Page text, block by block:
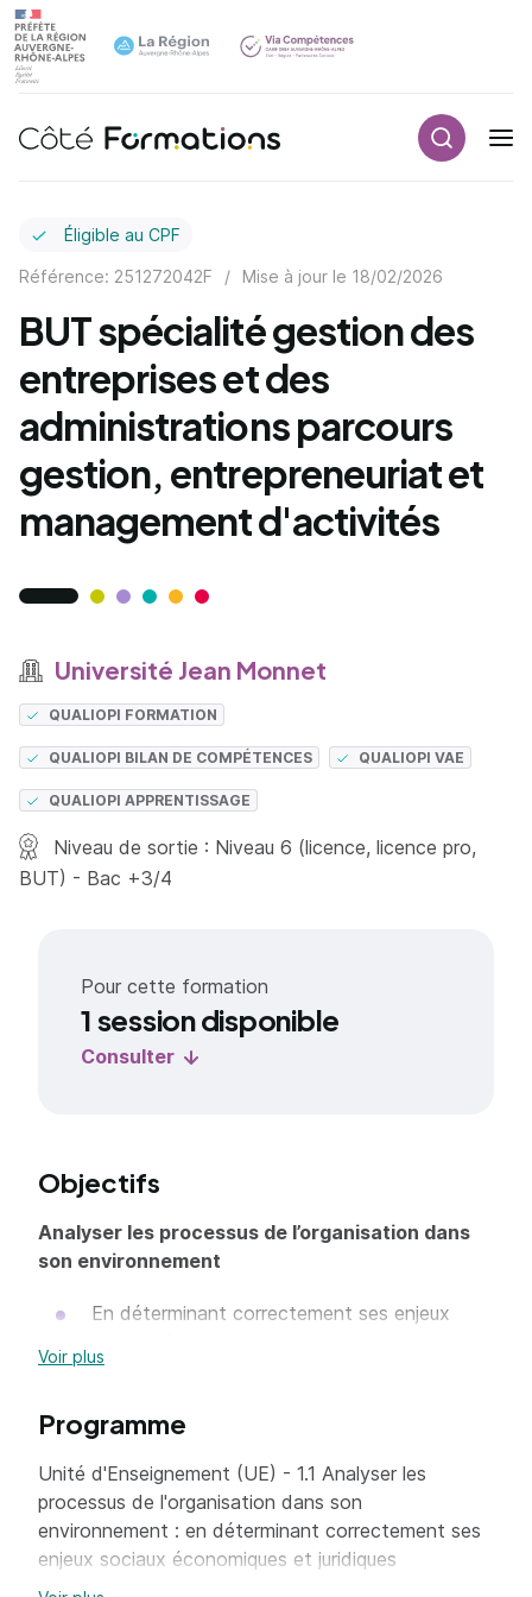
Navigation principale
Éligible au CPF
Référence: 251272042F / Mise à jour le 18/02/2026
BUT spécialité gestion des
entreprises et des
administrations parcours
gestion, entrepreneuriat et
management d'activités
Université Jean Monnet
QUALIOPI FORMATION
QUALIOPI BILAN DE COMPÉTENCES QUALIOPI VAE
QUALIOPI APPRENTISSAGE
Niveau de sortie : Niveau 6 (licence, licence pro,
BUT) - Bac +3/4
Pour cette formation
1 session disponible
Consulter
Objectifs
Analyser les processus de l’organisation dans
son environnement
En déterminant correctement ses enjeux
dimensions de l’identité et des
caractéristiques internes et externes des
organisations selon des critères pertinents
En présentant de manière détaillée les
attentes de chacun des acteurs et
partenaires de l’organisation
Voir plus
Programme
Unité d'Enseignement (UE) - 1.1 Analyser les
processus de l'organisation dans son
environnement : en déterminant correctement ses
enjeux sociaux économiques et juridiques
Unité d'Enseignement (UE) - 1.2 Analyser les